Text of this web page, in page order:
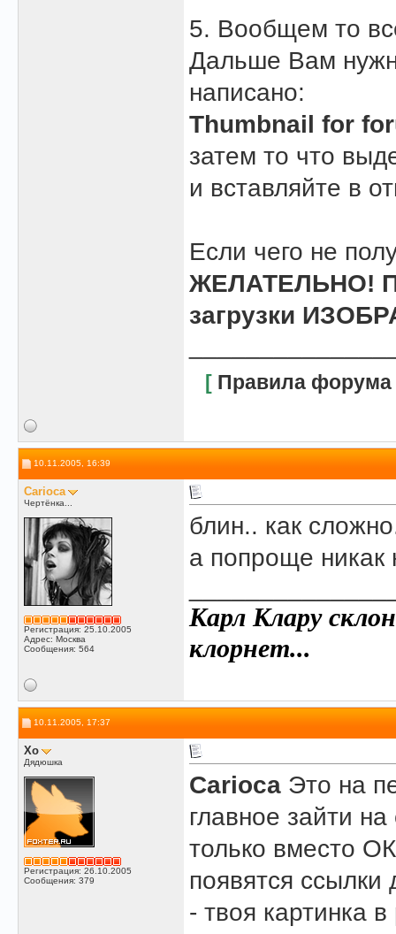
5. Вообщем то
Дальше Вам
написано:
Thumbnail for
затем то что
и вставляйте в
Если чего не
ЖЕЛАТЕЛЬНО!
загрузки
[ Правила форума
10.11.2005, 16:39
Carioca
Чертёнка...
Регистрация: 25.10.2005
Адрес: Москва
Сообщения: 564
блин.. как
а попроще никак
Карл Клару
клорнет...
10.11.2005, 17:37
Xo
Дядюшка
Регистрация: 26.10.2005
Сообщения: 379
Carioca Это на
главное зайти
только вместо
появятся
- твоя картинка